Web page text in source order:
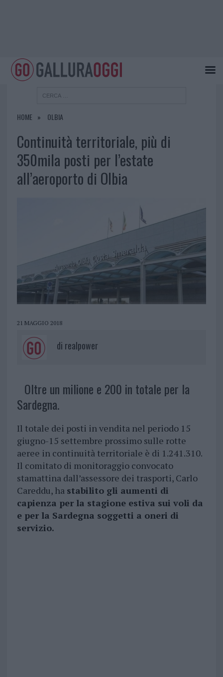
HOME OLBIA
Continuità territoriale, più di
350mila posti per l’estate
all’aeroporto di Olbia
21 MAGGIO 2018
di realpower
Oltre un milione e 200 in totale per la
Sardegna.
Il totale dei posti in vendita nel periodo 15
giugno-15 settembre prossimo sulle rotte
aeree in continuità territoriale è di 1.241.310.
Il comitato di monitoraggio convocato
stamattina dall’assessore dei trasporti, Carlo
Careddu, ha stabilito gli aumenti di
capienza per la stagione estiva sui voli da
e per la Sardegna soggetti a oneri di
servizio.